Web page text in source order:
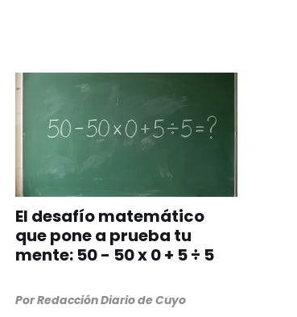
El desafío matemático
que pone a prueba tu
mente: 50 - 50 x 0 + 5 ÷ 5
PorRedacción Diario de Cuyo